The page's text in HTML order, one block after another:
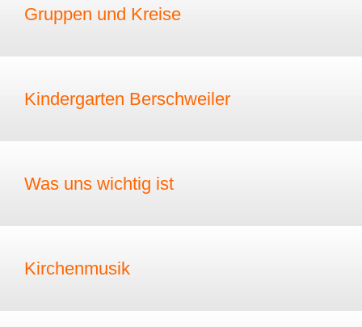
Gruppen und Kreise
Kindergarten Berschweiler
Was uns wichtig ist
Kirchenmusik